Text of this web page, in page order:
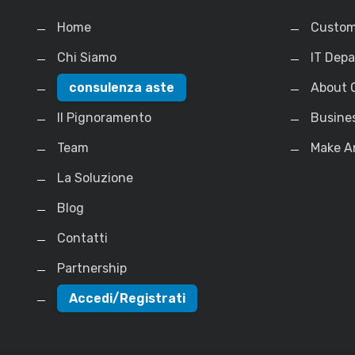
Home
Chi Siamo
consulenza aste
Il Pignoramento
Team
La Soluzione
Blog
Contatti
Partnership
Accedi/Registrati
IT
About
Make